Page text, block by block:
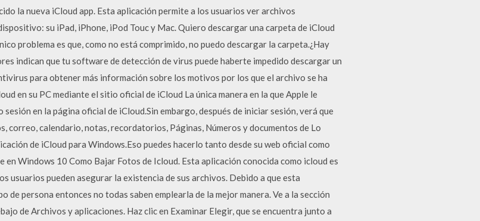
la nueva iCloud app. Esta aplicación permite a los usuarios ver archivos
su iPad, iPhone, iPod Touc y Mac. Quiero descargar una carpeta de iCloud
problema es que, como no está comprimido, no puedo descargar la carpeta.¿Hay
indican que tu software de detección de virus puede haberte impedido descargar un
para obtener más información sobre los motivos por los que el archivo se ha
en su PC mediante el sitio oficial de iCloud La única manera en la que Apple le
en la página oficial de iCloud.Sin embargo, después de iniciar sesión, verá que
correo, calendario, notas, recordatorios, Páginas, Números y documentos de Lo
de iCloud para Windows.Eso puedes hacerlo tanto desde su web oficial como
Windows 10 Como Bajar Fotos de Icloud. Esta aplicación conocida como icloud es
usuarios pueden asegurar la existencia de sus archivos. Debido a que esta
de persona entonces no todas saben emplearla de la mejor manera. Ve a la sección
de Archivos y aplicaciones. Haz clic en Examinar Elegir, que se encuentra junto a